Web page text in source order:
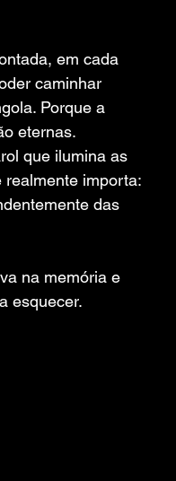
em cada
caminhar
Porque a
eternas.
que ilumina as
realmente importa:
das
na memória e
esquecer.